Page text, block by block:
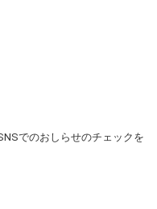
でのおしらせのチェックを